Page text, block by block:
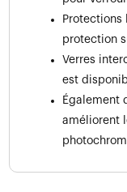
Protections
protection
Verres
est
Également
améliorent